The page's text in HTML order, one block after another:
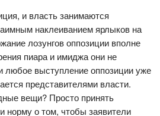
и власть занимаются
наклеиванием ярлыков на
лозунгов оппозиции вполне
пиара и имиджа они не
любое выступление оппозиции уже
представителями власти.
вещи? Просто принять
норму о том, чтобы заявители